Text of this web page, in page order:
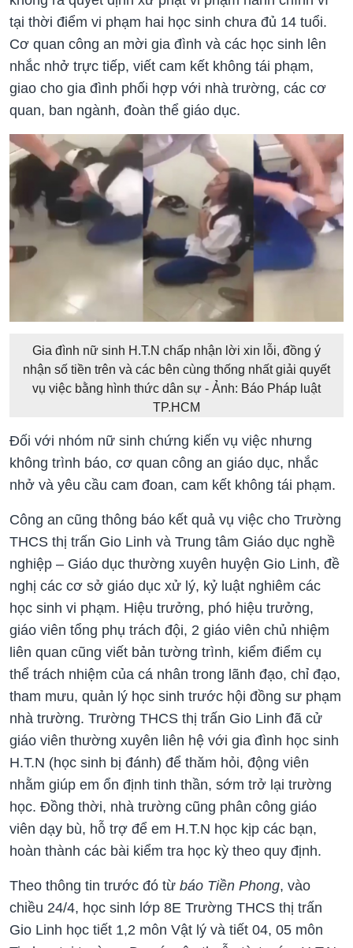
tại thời điểm vi phạm hai học sinh chưa đủ 14 tuổi.
Cơ quan công an mời gia đình và các học sinh lên
nhắc nhở trực tiếp, viết cam kết không tái phạm,
giao cho gia đình phối hợp với nhà trường, các cơ
quan, ban ngành, đoàn thể giáo dục.
Gia đình nữ sinh H.T.N chấp nhận lời xin lỗi, đồng ý
nhận số tiền trên và các bên cùng thống nhất giải quyết
vụ việc bằng hình thức dân sự - Ảnh: Báo Pháp luật
TP.HCM
Đối với nhóm nữ sinh chứng kiến vụ việc nhưng
không trình báo, cơ quan công an giáo dục, nhắc
nhở và yêu cầu cam đoan, cam kết không tái phạm.
Công an cũng thông báo kết quả vụ việc cho Trường
THCS thị trấn Gio Linh và Trung tâm Giáo dục nghề
nghiệp – Giáo dục thường xuyên huyện Gio Linh, đề
nghị các cơ sở giáo dục xử lý, kỷ luật nghiêm các
học sinh vi phạm. Hiệu trưởng, phó hiệu trưởng,
giáo viên tổng phụ trách đội, 2 giáo viên chủ nhiệm
liên quan cũng viết bản tường trình, kiểm điểm cụ
thể trách nhiệm của cá nhân trong lãnh đạo, chỉ đạo,
tham mưu, quản lý học sinh trước hội đồng sư phạm
nhà trường. Trường THCS thị trấn Gio Linh đã cử
giáo viên thường xuyên liên hệ với gia đình học sinh
H.T.N (học sinh bị đánh) để thăm hỏi, động viên
nhằm giúp em ổn định tinh thần, sớm trở lại trường
học. Đồng thời, nhà trường cũng phân công giáo
viên dạy bù, hỗ trợ để em H.T.N học kịp các bạn,
hoàn thành các bài kiểm tra học kỳ theo quy định.
Theo thông tin trước đó từ báo Tiền Phong, vào
chiều 24/4, học sinh lớp 8E Trường THCS thị trấn
Gio Linh học tiết 1,2 môn Vật lý và tiết 04, 05 môn